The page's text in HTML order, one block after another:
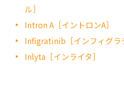
ル］
Intron A［イントロンA］
Infigratinib［インフィグラ
Inlyta［インライタ］